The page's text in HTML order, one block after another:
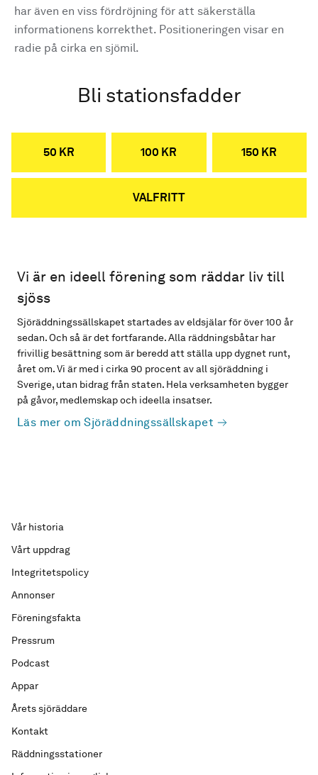
har även en viss fördröjning för att säkerställa
informationens korrekthet. Positioneringen visar en
radie på cirka en sjömil.
Bli stationsfadder
50 KR 100 KR 150 KR
VALFRITT
Vi är en ideell förening som räddar liv till
sjöss
Sjöräddningssällskapet startades av eldsjälar för över 100 år
sedan. Och så är det fortfarande. Alla räddningsbåtar har
frivillig besättning som är beredd att ställa upp dygnet runt,
året om. Vi är med i cirka 90 procent av all sjöräddning i
Sverige, utan bidrag från staten. Hela verksamheten bygger
på gåvor, medlemskap och ideella insatser.
Läs mer om Sjöräddningssällskapet
Vår historia
Vårt uppdrag
Integritetspolicy
Annonser
Föreningsfakta
Pressrum
Podcast
Appar
Årets sjöräddare
Kontakt
Räddningsstationer